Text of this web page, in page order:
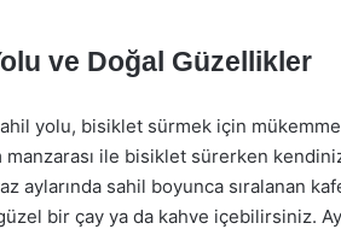
ve Doğal Güzellikler
yolu, bisiklet sürmek için
manzarası ile bisiklet sürerken
aylarında sahil boyunca sıralanan
bir çay ya da kahve içebilirsiniz.